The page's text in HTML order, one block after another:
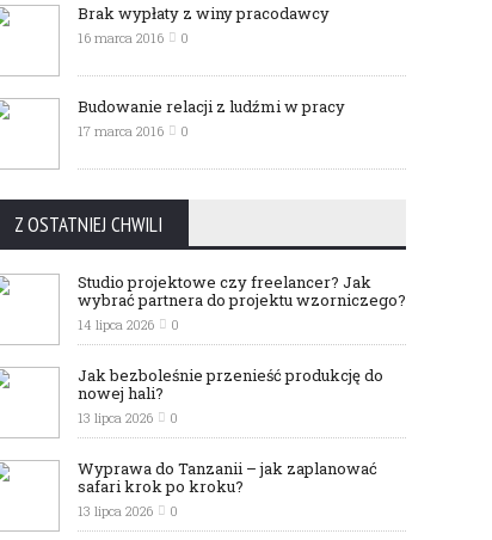
Brak wypłaty z winy pracodawcy
16 marca 2016 0
Budowanie relacji z ludźmi w pracy
17 marca 2016 0
Z OSTATNIEJ CHWILI
Studio projektowe czy freelancer? Jak
wybrać partnera do projektu wzorniczego?
14 lipca 2026 0
Jak bezboleśnie przenieść produkcję do
nowej hali?
13 lipca 2026 0
Wyprawa do Tanzanii – jak zaplanować
safari krok po kroku?
13 lipca 2026 0